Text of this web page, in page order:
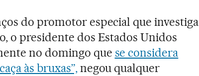
do promotor especial que investiga
o presidente dos Estados Unidos
no domingo que se considera
às bruxas”,negou qualquer